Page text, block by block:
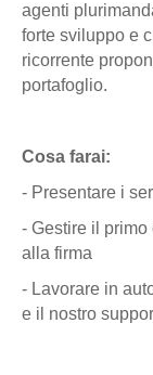
agenti
forte sviluppo e
ricorrente
portafoglio.
Cosa farai:
- Presentare i
- Gestire il
alla firma
- Lavorare in
e il nostro